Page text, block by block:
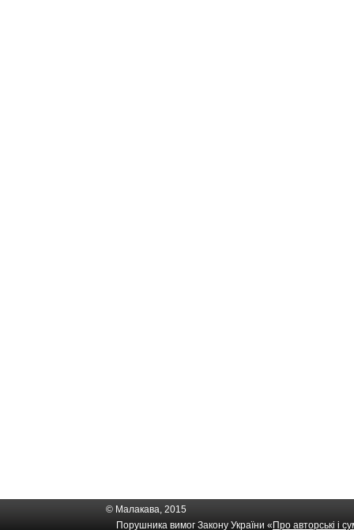
© Малакава, 2015
Порушника вимог Закону України « Про авторські і